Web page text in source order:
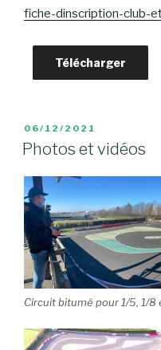
fiche-dinscription-club-
Télécharger
PUBLIÉ
LE
06/12/2021
Photos et vidéos
Circuit bitumé pour 1/5, 1/8